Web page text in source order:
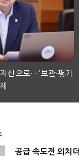
산으로…'보관·평가
공급 속도전 외치